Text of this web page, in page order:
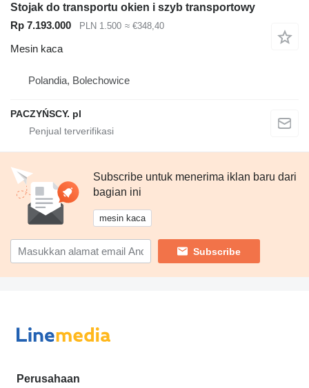
Stojak do transportu okien i szyb transportowy
Rp 7.193.000
PLN 1.500 ≈ €348,40
Mesin kaca
Polandia, Bolechowice
PACZYŃSCY. pl
Subscribe untuk menerima iklan baru dari
bagian ini
mesin kaca
Subscribe
Perusahaan